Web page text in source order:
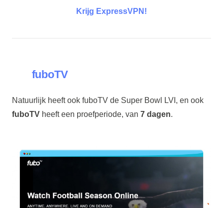
Krijg ExpressVPN!
fuboTV
Natuurlijk heeft ook fuboTV de Super Bowl LVI, en ook
fuboTVheeft een proefperiode, van 7 dagen.